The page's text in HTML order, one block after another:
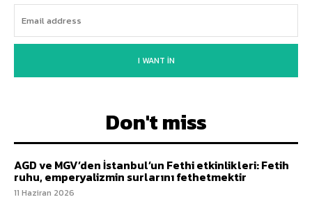
I WANT IN
Don't miss
AGD ve MGV’den İstanbul’un Fethi etkinlikleri: Fetih
ruhu, emperyalizmin surlarını fethetmektir
11 Haziran 2026